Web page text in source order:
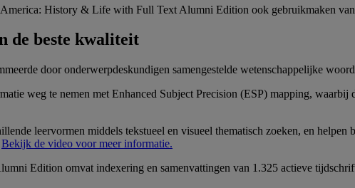
History & Life with Full Text Alumni Edition ook gebruikmaken
de beste kwaliteit
door onderwerpdeskundigen samengestelde wetenschappelijke
weg te nemen met Enhanced Subject Precision (ESP) mapping,
leervormen middels tekstueel en visueel thematisch zoeken, en
Bekijk de video voor meer informatie.
Edition omvat indexering en samenvattingen van 1.325 actieve